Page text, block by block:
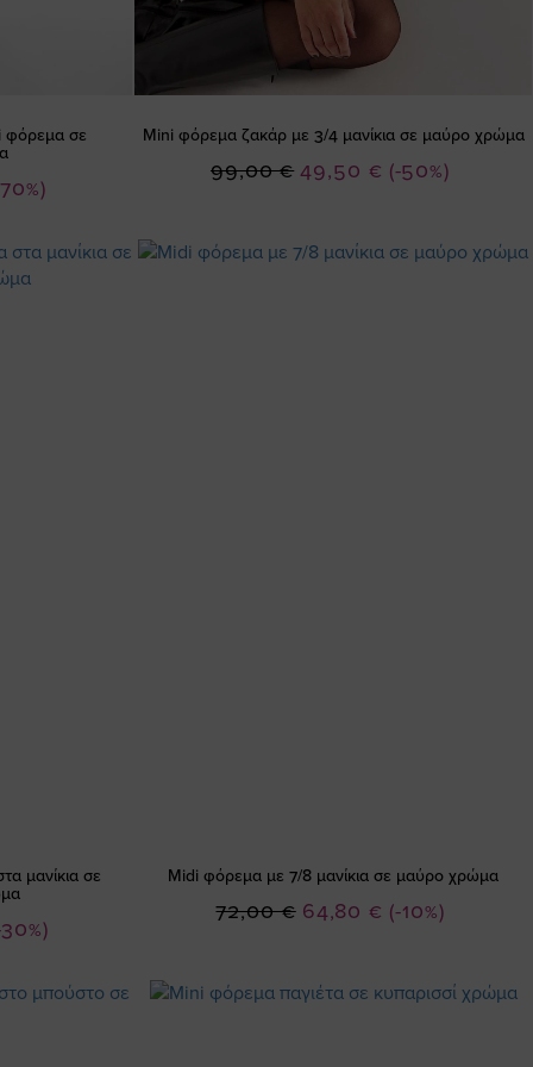
φόρεμα σε
Mini φόρεμα ζακάρ με 3/4 μανίκια σε μαύρο χρώμα
(-50%)
Ειδική
49,50 €
99,00 €
μανίκια σε
Midi φόρεμα με 7/8 μανίκια σε μαύρο χρώμα
(-10%)
Ειδική
64,80 €
72,00 €